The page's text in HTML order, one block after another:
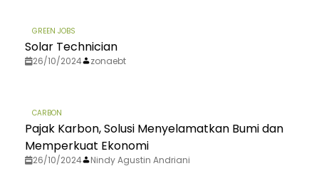
GREEN JOBS
Solar Technician
26/10/2024 zonaebt
CARBON
Pajak Karbon, Solusi Menyelamatkan Bumi dan
Memperkuat Ekonomi
26/10/2024 Nindy Agustin Andriani